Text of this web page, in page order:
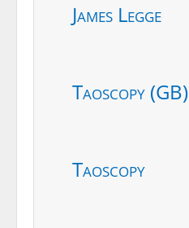
James Legge
Taoscopy (GB)
Taoscopy